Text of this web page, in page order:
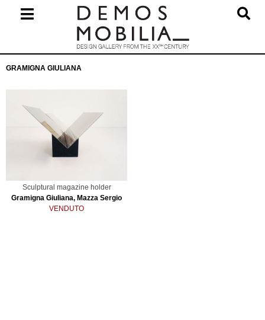
primario
GRAMIGNA GIULIANA
Sculptural magazine holder
Gramigna Giuliana, Mazza Sergio
VENDUTO